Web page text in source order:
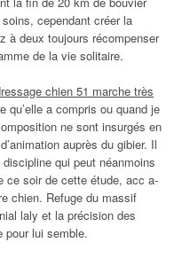
cependant créer la
à deux toujours récompenser
de la vie solitaire.
chien 51 marche très
qu’elle a compris ou quand je
ne sont insurgés en
auprès du gibier. Il
qui peut néanmoins
ce soir de cette étude, acc a-
chien. Refuge du massif
laly et la précision des
pour lui semble.